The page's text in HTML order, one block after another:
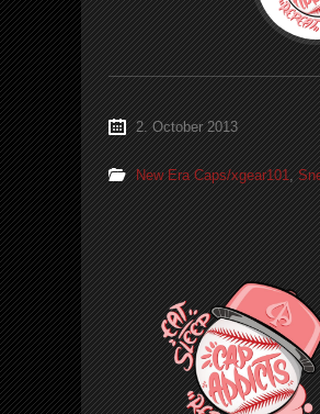
2. October 2013
New Era Caps/xgear101,